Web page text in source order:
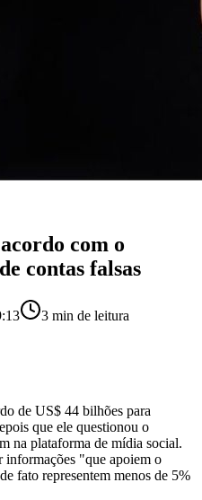
com o
contas falsas
3 min de leitura
de US$ 44 bilhões para
que ele questionou o
na plataforma de mídia social.
informações "que apoiem o
fato representem menos de 5%